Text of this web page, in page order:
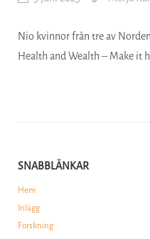
Nio kvinnor från tre av
Health and Wealth – Make it
SNABBLÄNKAR
Hem
Inlägg
Forskning